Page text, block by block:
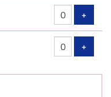
+Voeg
+Voeg